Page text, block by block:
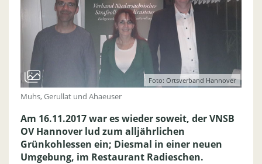
Foto: Ortsverband Hannover
Muhs, Gerullat und Ahaeuser
Am 16.11.2017 war es wieder soweit, der VNSB
OV Hannover lud zum alljährlichen
Grünkohlessen ein; Diesmal in einer neuen
Umgebung, im Restaurant Radieschen.